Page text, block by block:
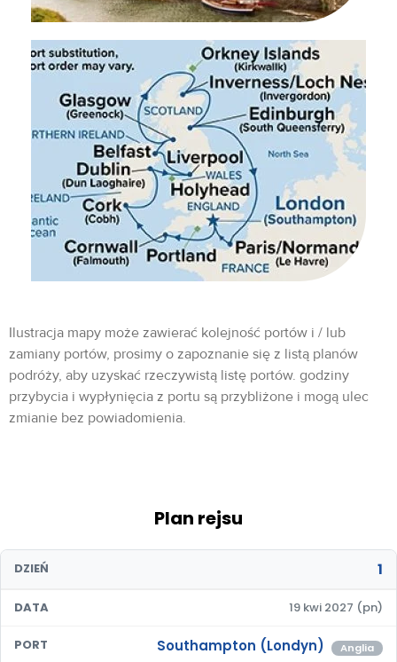
Ilustracja mapy może zawierać kolejność portów i / lub
zamiany portów, prosimy o zapoznanie się z listą planów
podróży, aby uzyskać rzeczywistą listę portów. godziny
przybycia i wypłynięcia z portu są przybliżone i mogą ulec
zmianie bez powiadomienia.
Plan rejsu
DZIEŃ 1
DATA 19 kwi 2027 (pn)
PORT Southampton (Londyn) Anglia